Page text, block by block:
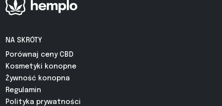
NA SKRÓTY
Porównaj ceny CBD
Kosmetyki konopne
Żywność konopna
Regulamin
Polityka prywatności